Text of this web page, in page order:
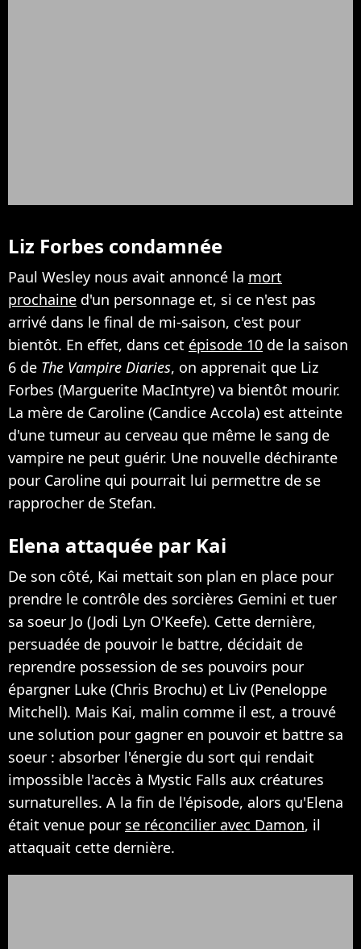
Liz Forbes condamnée
Paul Wesley nous avait annoncé la mort
prochaine d'un personnage et, si ce n'est pas
arrivé dans le final de mi-saison, c'est pour
bientôt. En effet, dans cet épisode 10 de la saison
6 de The Vampire Diaries, on apprenait que Liz
Forbes (Marguerite MacIntyre) va bientôt mourir.
La mère de Caroline (Candice Accola) est atteinte
d'une tumeur au cerveau que même le sang de
vampire ne peut guérir. Une nouvelle déchirante
pour Caroline qui pourrait lui permettre de se
rapprocher de Stefan.
Elena attaquée par Kai
De son côté, Kai mettait son plan en place pour
prendre le contrôle des sorcières Gemini et tuer
sa soeur Jo (Jodi Lyn O'Keefe). Cette dernière,
persuadée de pouvoir le battre, décidait de
reprendre possession de ses pouvoirs pour
épargner Luke (Chris Brochu) et Liv (Peneloppe
Mitchell). Mais Kai, malin comme il est, a trouvé
une solution pour gagner en pouvoir et battre sa
soeur : absorber l'énergie du sort qui rendait
impossible l'accès à Mystic Falls aux créatures
surnaturelles. A la fin de l'épisode, alors qu'Elena
était venue pour se réconcilier avec Damon, il
attaquait cette dernière.